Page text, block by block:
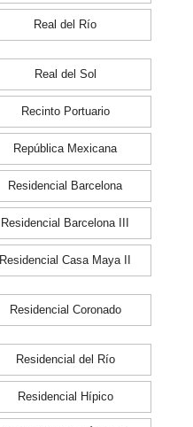
Real del Río
Real del Sol
Recinto Portuario
República Mexicana
Residencial Barcelona
Residencial Barcelona III
Residencial Casa Maya II
Residencial Coronado
Residencial del Río
Residencial Hípico